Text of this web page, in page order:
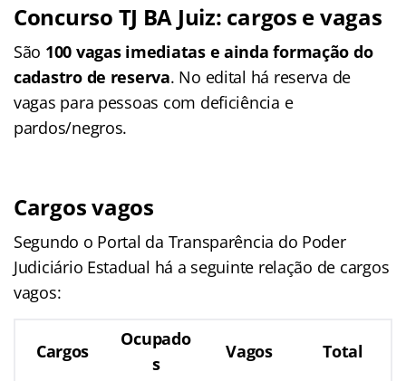
Concurso TJ BA Juiz: cargos e vagas
São 100 vagas imediatas e ainda formação do
cadastro de reserva. No edital há reserva de
vagas para pessoas com deficiência e
pardos/negros.
Cargos vagos
Segundo o Portal da Transparência do Poder
Judiciário Estadual há a seguinte relação de cargos
vagos:
Cargos
Ocupado
s
Vagos Total